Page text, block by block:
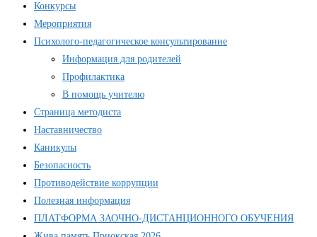
Конкурсы
Мероприятия
Психолого-педагогическое консультирование
Информация для родителей
Профилактика
В помощь учителю
Страница методиста
Наставничество
Каникулы
Безопасность
Противодействие коррупции
Полезная информация
ПЛАТФОРМА ЗАОЧНО-ДИСТАНЦИОННОГО ОБУЧЕНИЯ